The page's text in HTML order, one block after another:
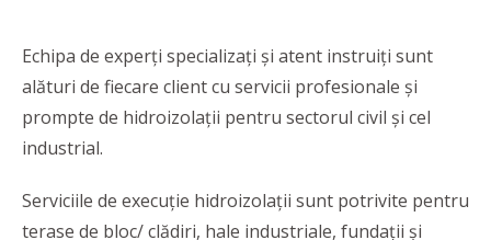
Echipa de experți specializați și atent instruiți sunt
alături de fiecare client cu servicii profesionale și
prompte de hidroizolaţii pentru sectorul civil şi cel
industrial.
Serviciile de execuţie hidroizolaţii sunt potrivite pentru
terase de bloc/ clădiri, hale industriale, fundații şi